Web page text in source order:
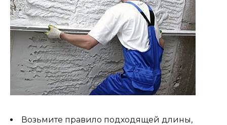
Возьмите правило подходящей длины,